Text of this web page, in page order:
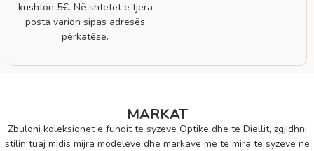
kushton 5€. Në shtetet e tjera
posta varion sipas adresës
përkatëse.
MARKAT
Zbuloni koleksionet e fundit te syzeve Optike dhe te Diellit, zgjidhni
stilin tuaj midis mijra modeleve dhe markave me te mira te syzeve ne